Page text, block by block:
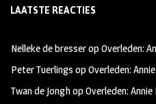
b
oo
k
ag
m
tt
LAATSTE REACTIES
Nelleke de bresseropOverleden:
Peter Tuerlings opOverleden:
Twan de JonghopOverleden: